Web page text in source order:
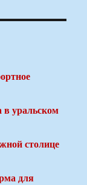
в уральском
столице
для